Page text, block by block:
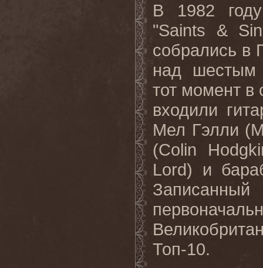
В 1982
"Saints &
собрались в
над шестым
тот момент в
входили
Мел Гэлли
(Colin
Lord) и
Топ-10.